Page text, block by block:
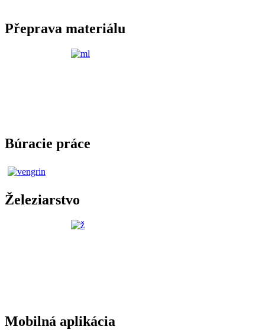
Přeprava materiálu
Búracie práce
Železiarstvo
Mobilná aplikácia